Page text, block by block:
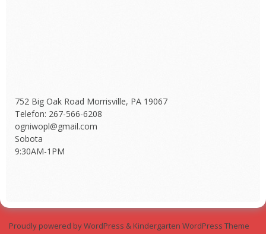
752 Big Oak Road Morrisville, PA 19067
Telefon: 267-566-6208
ogniwopl@gmail.com
Sobota
9:30AM-1PM
Proudly powered by WordPress & Kindergarten WordPress Theme